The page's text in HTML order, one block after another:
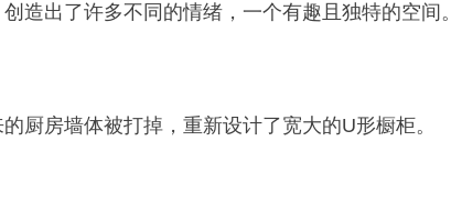
创造出了许多不同的情绪，一个有趣且独特的空间。
的厨房墙体被打掉，重新设计了宽大的U形橱柜。